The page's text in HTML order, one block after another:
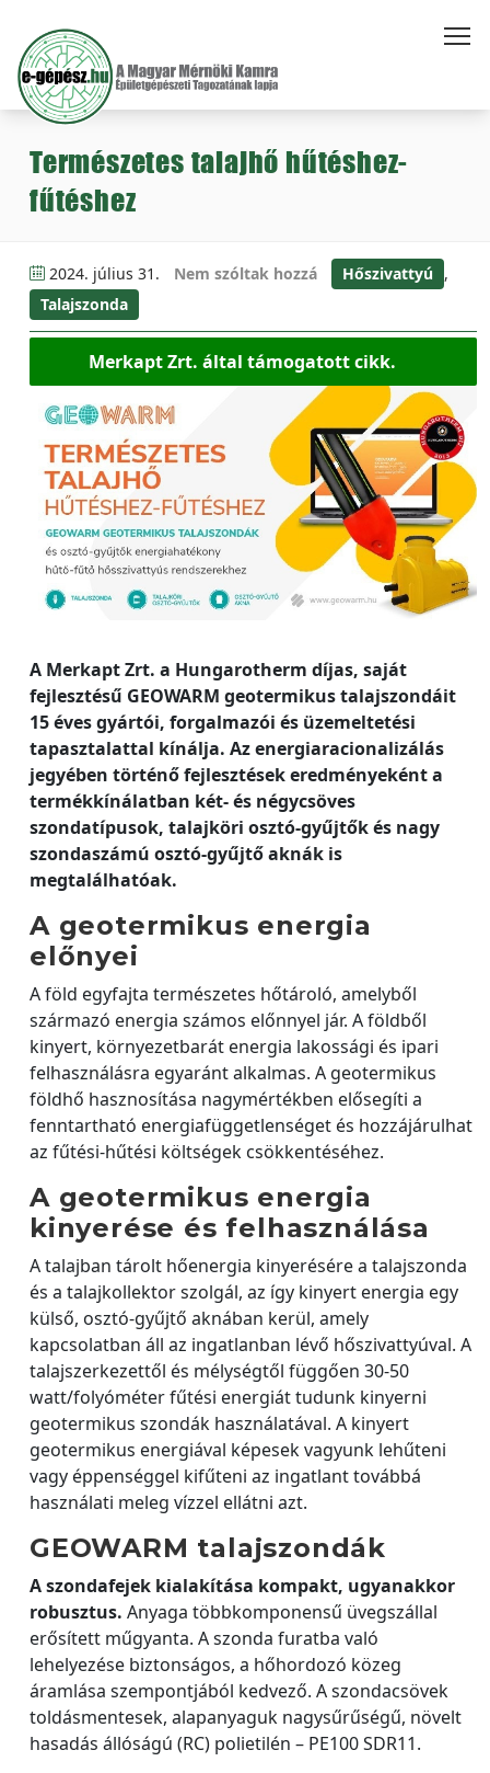
Természetes talajhő hűtéshez-
fűtéshez
2024. július 31. Nem szóltak hozzá Hőszivattyú
,
Talajszonda
Merkapt Zrt. által támogatott cikk.
A Merkapt Zrt. a Hungarotherm díjas, saját
fejlesztésű GEOWARM geotermikus talajszondáit
15 éves gyártói, forgalmazói és üzemeltetési
tapasztalattal kínálja. Az energiaracionalizálás
jegyében történő fejlesztések eredményeként a
termékkínálatban két- és négycsöves
szondatípusok, talajköri osztó-gyűjtők és nagy
szondaszámú osztó-gyűjtő aknák is
megtalálhatóak.
A geotermikus energia
előnyei
A föld egyfajta természetes hőtároló, amelyből
származó energia számos előnnyel jár. A földből
kinyert, környezetbarát energia lakossági és ipari
felhasználásra egyaránt alkalmas. A geotermikus
földhő hasznosítása nagymértékben elősegíti a
fenntartható energiafüggetlenséget és hozzájárulhat
az fűtési-hűtési költségek csökkentéséhez.
A geotermikus energia
kinyerése és felhasználása
A talajban tárolt hőenergia kinyerésére a talajszonda
és a talajkollektor szolgál, az így kinyert energia egy
külső, osztó-gyűjtő aknában kerül, amely
kapcsolatban áll az ingatlanban lévő hőszivattyúval. A
talajszerkezettől és mélységtől függően 30-50
watt/folyóméter fűtési energiát tudunk kinyerni
geotermikus szondák használatával. A kinyert
geotermikus energiával képesek vagyunk lehűteni
vagy éppenséggel kifűteni az ingatlant továbbá
használati meleg vízzel ellátni azt.
GEOWARM talajszondák
A szondafejek kialakítása kompakt, ugyanakkor
robusztus. Anyaga többkomponensű üvegszállal
erősített műgyanta. A szonda furatba való
lehelyezése biztonságos, a hőhordozó közeg
áramlása szempontjából kedvező. A szondacsövek
toldásmentesek, alapanyaguk nagysűrűségű, növelt
hasadás állóságú (RC) polietilén – PE100 SDR11.